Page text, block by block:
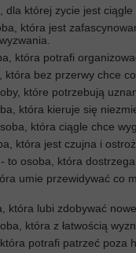
dla której zycie jest
która jest
która potrafi
która bez przerwy chce
które potrzebują
która kieruje się
która ciągle chce
która jest czujna i
to osoba, która
umie przewidywać co
która lubi zdobywać
która z łatwością
potrafi patrzeć poza